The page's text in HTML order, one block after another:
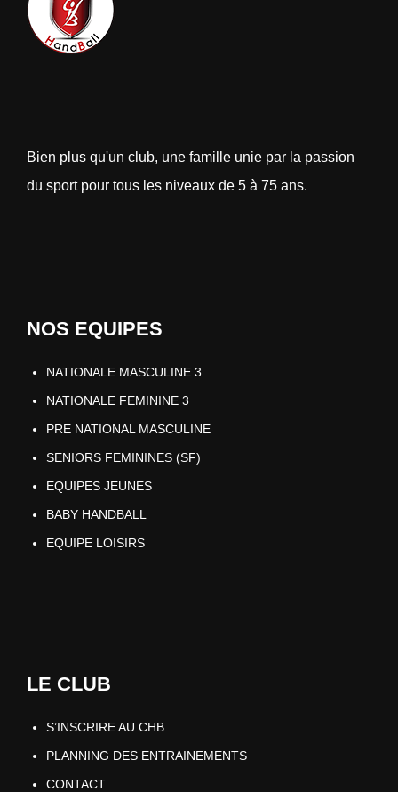
Bien plus qu'un club, une famille unie par la passion
du sport pour tous les niveaux de 5 à 75 ans.
NOS EQUIPES
NATIONALE MASCULINE 3
NATIONALE FEMININE 3
PRE NATIONAL MASCULINE
SENIORS FEMININES (SF)
EQUIPES JEUNES
BABY HANDBALL
EQUIPE LOISIRS
LE CLUB
S’INSCRIRE AU CHB
PLANNING DES ENTRAINEMENTS
CONTACT